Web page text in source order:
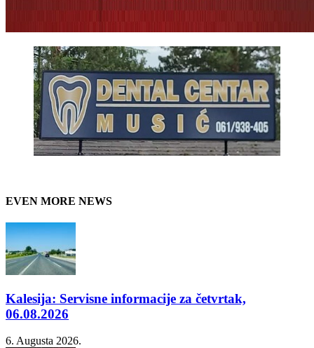
EVEN MORE NEWS
Kalesija: Servisne informacije za četvrtak,
06.08.2026
6. Augusta 2026.